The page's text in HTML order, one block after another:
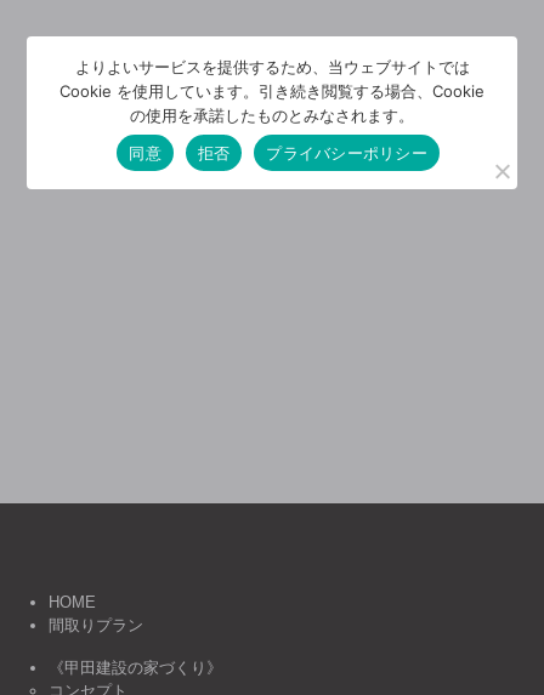
HOME
間取りプラン
《甲田建設の家づくり》
コンセプト
よりよいサービスを提供するため、当ウェブサイトでは
Cookie を使用しています。引き続き閲覧する場合、Cookie
の使用を承諾したものとみなされます。
同意
拒否 プライバシーポリシー